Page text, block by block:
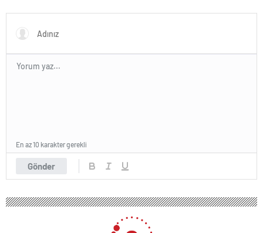
Gönder
En az 10 karakter gerekli